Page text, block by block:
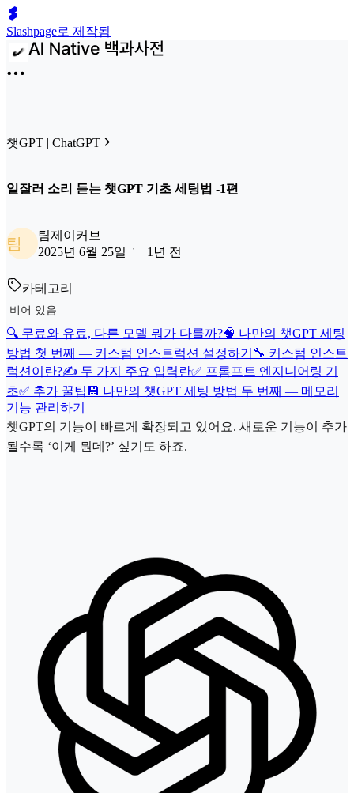
Slashpage로 제작됨
챗GPT | ChatGPT
일잘러 소리 듣는 챗GPT 기초 세팅법 -1편
팀
팀제이커브
2025년 6월 25일
1년 전
카테고리
비어 있음
🔍 무료와 유료, 다른 모델 뭐가 다를까?🧠 나만의 챗GPT 세팅
방법 첫 번째 — 커스텀 인스트럭션 설정하기 🔧 커스텀 인스트
럭션이란?✍️ 두 가지 주요 입력란✅ 프롬프트 엔지니어링 기
초✅ 추가 꿀팁 💾 나만의 챗GPT 세팅 방법 두 번째 — 메모리
기능 관리하기
챗GPT의 기능이 빠르게 확장되고 있어요. 새로운 기능이 추가
될수록 ‘이게 뭔데?’ 싶기도 하죠.